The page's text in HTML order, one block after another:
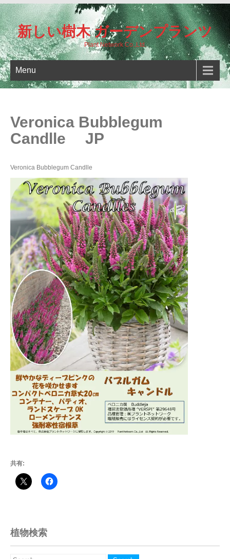
新しい樹木 ガーデンプランツ
Plant Network Co.,Ltd.
Menu
Veronica Bubblegum
Candlle JP
Veronica Bubblegum Candlle
共有:
植物検索